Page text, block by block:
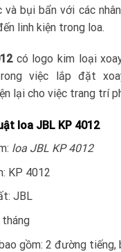
và bụi bẩn với các
linh kiện trong loa.
có logo kim loại
việc lắp đặt
lại cho việc trang trí
loa JBL KP 4012
loa JBL KP 4012
KP 4012
JBL
tháng
gồm: 2 đường